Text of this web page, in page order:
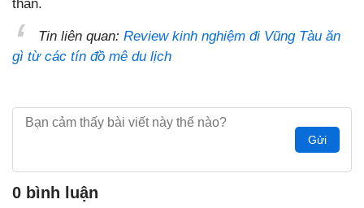
thân.
Tin liên quan: Review kinh nghiệm đi Vũng Tàu ăn
gì từ các tín đồ mê du lịch
Gửi
0 bình luận